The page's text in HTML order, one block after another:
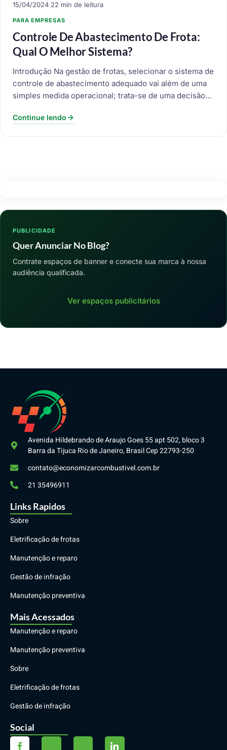
15/04/2024·22 min de leitura
PARA EMPRESAS
Controle De Abastecimento De Frota:
Qual O Melhor Sistema?
Introdução Na gestão de frotas, selecionar o sistema de
controle de abastecimento adequado vai além de uma
simples medida operacional; trata-se de uma decisão…
Continue lendo
PUBLICIDADE
Quer Anunciar No Blog?
Contrate espaços de banner e conecte sua marca à nossa
audiência qualificada.
Ver espaços publicitários
Avenida Hildebrando de Araujo Goes 55 apt 502, bloco 3
Barra da Tijuca Rio de Janeiro, Brasil Cep 22793-250
contato@economizarcombustivel.com.br
21 35496911
Links Rapidos
Sobre
Eletrificação de frotas
Manutenção e reparo
Gestão de infração
Manutenção preventiva
Mais Acessados
Manutenção e reparo
Manutenção preventiva
Sobre
Eletrificação de frotas
Gestão de infração
Social